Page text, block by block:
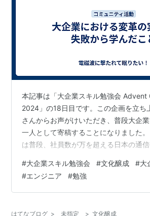
本記事は「大企業スキル勉強会 Advent
2024」の18日目です。この企画を立ち
さんからお声がけいただき、普段大企
一人として寄稿することになりました
は普段、社員数が万を超える日本の通
トを推進してきた私の経験をもとに、
直面し、それを乗り越えたのか、特に「
学びを共有したいと思います。 大企業
#大企業スキル勉強会 #文化醸成 #大
#エンジニア #勉強
はてなブログ > 未指定 > 文化醸成